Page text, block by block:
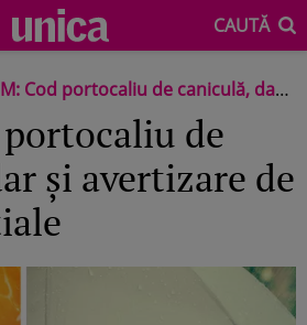
CAUTĂ
portocaliu de caniculă, dar și avertizare de ploi torențiale
de
și avertizare de